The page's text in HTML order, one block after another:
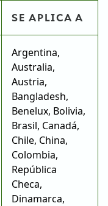
SE APLICA A
Argentina,
Australia,
Austria,
Bangladesh,
Benelux, Bolivia,
Brasil, Canadá,
Chile, China,
Colombia,
República
Checa,
Dinamarca,